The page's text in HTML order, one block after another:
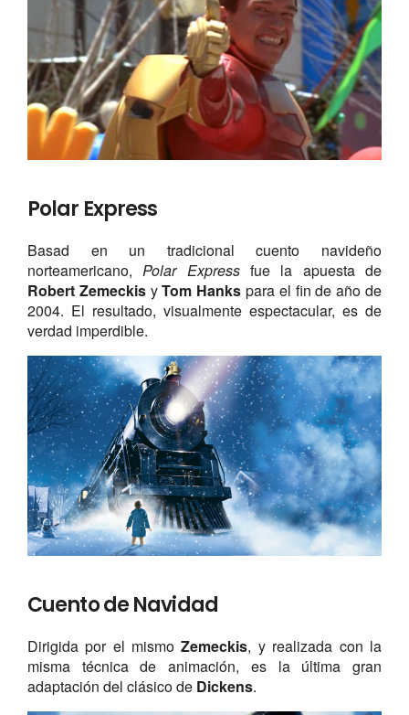
Polar Express
Basad en un tradicional cuento navideño
norteamericano,Polar Expressfue la apuesta de
Robert ZemeckisyTom Hanks para el fin de año de
2004. El resultado, visualmente espectacular, es de
verdad imperdible.
Cuento de Navidad
Dirigida por el mismoZemeckis, y realizada con la
misma técnica de animación, es la última gran
adaptación del clásico de Dickens.